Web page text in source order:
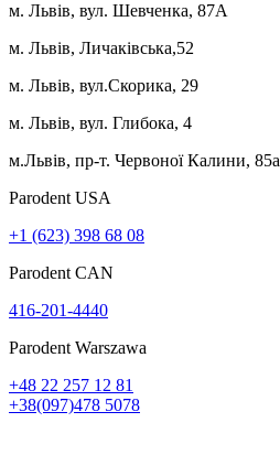
м. Львів, вул. Шевченка, 87А
м. Львів, Личаківська,52
м. Львів, вул.Скорика, 29
м. Львів, вул. Глибока, 4
м.Львів, пр-т. Червоної Калини, 85а
Parodent USА
+1 (623) 398 68 08
Parodent CAN
416-201-4440
Parodent Warszawa
+48 22 257 12 81
+38(097)478 5078